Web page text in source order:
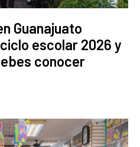
Guanajuato
escolar 2026 y
conocer